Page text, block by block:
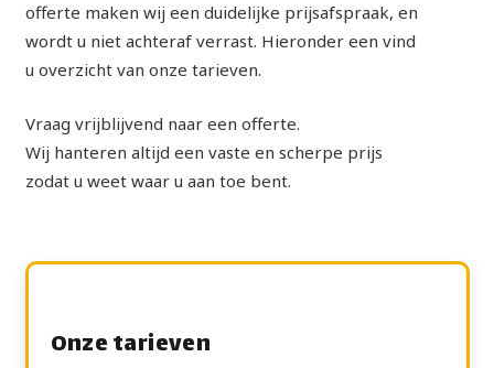
offerte maken wij een duidelijke prijsafspraak, en
wordt u niet achteraf verrast. Hieronder een vind
u overzicht van onze tarieven.
Vraag vrijblijvend naar een offerte.
Wij hanteren altijd een vaste en scherpe prijs
zodat u weet waar u aan toe bent.
Onze tarieven